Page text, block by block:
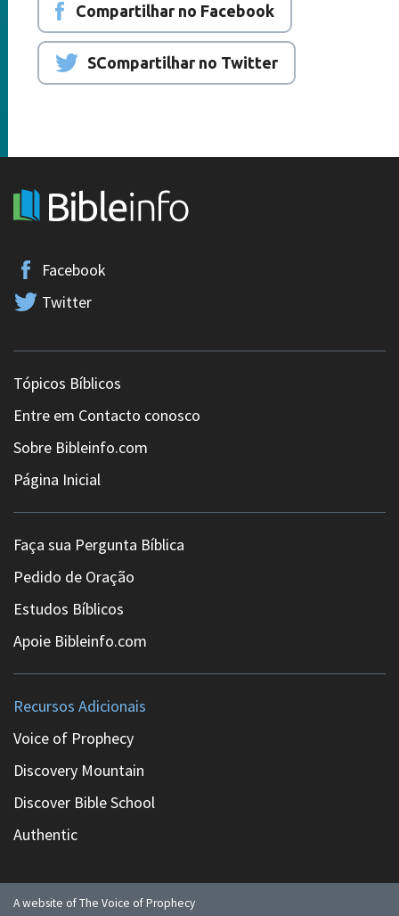
Compartilhar no Facebook
SCompartilhar no Twitter
Facebook
Twitter
Tópicos Bíblicos
Entre em Contacto conosco
Sobre Bibleinfo.com
Página Inicial
Faça sua Pergunta Bíblica
Pedido de Oração
Estudos Bíblicos
Apoie Bibleinfo.com
Recursos Adicionais
Voice of Prophecy
Discovery Mountain
Discover Bible School
Authentic
A website of The Voice of Prophecy